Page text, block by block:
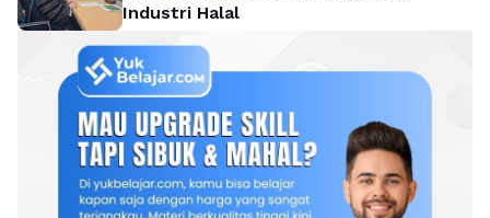
Industri Halal